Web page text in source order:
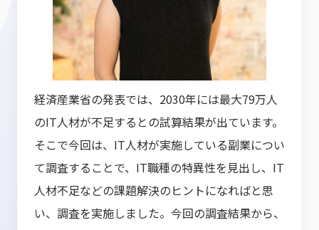
経済産業省の発表では、2030年には最大79万人
のIT人材が不足するとの試算結果が出ています。
そこで今回は、IT人材が実施している副業につい
て調査することで、IT職種の特異性を見出し、IT
人材不足などの課題解決のヒントになればと思
い、調査を実施しました。今回の調査結果から、